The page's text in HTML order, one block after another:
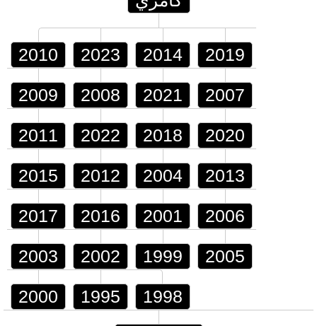
2010 2023 2014 2019
2009 2008 2021 2007
2011 2022 2018 2020
2015 2012 2004 2013
2017 2016 2001 2006
2003 2002 1999 2005
2000 1995 1998